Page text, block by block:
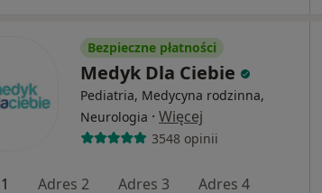
Bezpieczne płatności
Medyk Dla Ciebie
Pediatria, Medycyna rodzinna,
Neurologia · Więcej
3548 opinii
Adres 2 Adres 3 Adres 4